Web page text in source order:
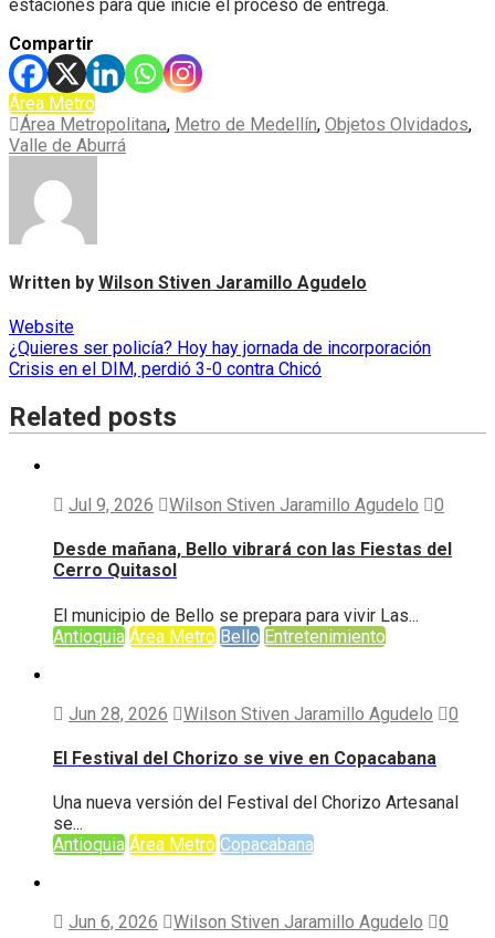
estaciones para que inicie el proceso de entrega.
Compartir
Área Metro
Área Metropolitana, Metro de Medellín, Objetos Olvidados,
Valle de Aburrá
Written by Wilson Stiven Jaramillo Agudelo
Website
Navegación
de
entradas
¿Quieres ser policía? Hoy hay jornada de incorporación
Crisis en el DIM, perdió 3-0 contra Chicó
Related posts
Jul 9, 2026 Wilson Stiven Jaramillo Agudelo 0
Desde mañana, Bello vibrará con las Fiestas del
Cerro Quitasol
El municipio de Bello se prepara para vivir Las...
Antioquia Área Metro Bello Entretenimiento
Jun 28, 2026 Wilson Stiven Jaramillo Agudelo 0
El Festival del Chorizo se vive en Copacabana
Una nueva versión del Festival del Chorizo Artesanal
se...
Antioquia Área Metro Copacabana
Jun 6, 2026 Wilson Stiven Jaramillo Agudelo 0